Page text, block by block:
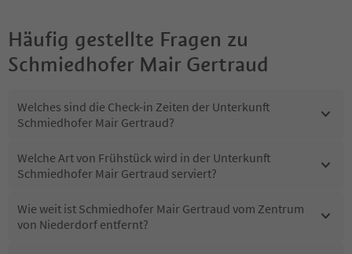
Häufig gestellte Fragen zu
Schmiedhofer Mair Gertraud
Welches sind die Check-in Zeiten der Unterkunft
Schmiedhofer Mair Gertraud?
Welche Art von Frühstück wird in der Unterkunft
Schmiedhofer Mair Gertraud serviert?
Wie weit ist Schmiedhofer Mair Gertraud vom Zentrum
von Niederdorf entfernt?